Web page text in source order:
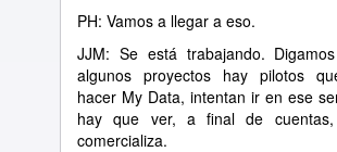
PH: Vamos a llegar a eso.
JJM: Se está trabajando.
algunos proyectos hay pilotos
hacer My Data, intentan ir en ese
hay que ver, a final de
comercializa.